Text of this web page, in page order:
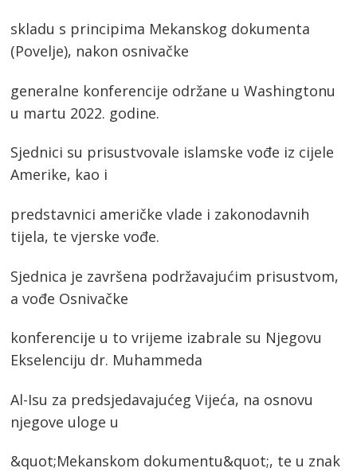
skladu s principima Mekanskog dokumenta
(Povelje), nakon osnivačke
generalne konferencije održane u Washingtonu
u martu 2022. godine.
Sjednici su prisustvovale islamske vođe iz cijele
Amerike, kao i
predstavnici američke vlade i zakonodavnih
tijela, te vjerske vođe.
Sjednica je završena podržavajućim prisustvom,
a vođe Osnivačke
konferencije u to vrijeme izabrale su Njegovu
Ekselenciju dr. Muhammeda
Al-Isu za predsjedavajućeg Vijeća, na osnovu
njegove uloge u
&quot;Mekanskom dokumentu&quot;, te u znak